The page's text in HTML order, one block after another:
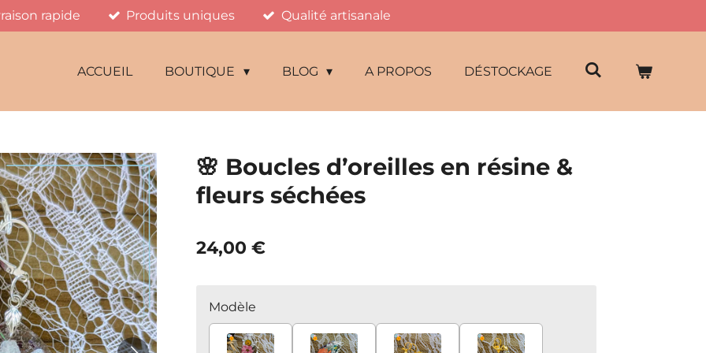
rapide Produits uniques Qualité artisanale
ACCUEIL BOUTIQUE BLOG A PROPOS DÉSTOCKAGE
🌸 Boucles d’oreilles en résine &
fleurs séchées
24,00 €
Modèle